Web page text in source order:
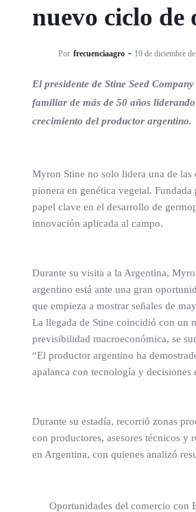
nuevo ciclo de
Por frecuenciaagro 10 de diciembre
El presidente de Stine Seed
familiar de más de 50 años
crecimiento del productor argentino.
Myron Stine no solo lidera una de las
pionera en genética vegetal.
papel clave en el desarrollo de
innovación aplicada al campo.
Durante su visita a la Argentina,
argentino está ante una gran
que empieza a mostrar señales de
La llegada de Stine coincidió con un
previsibilidad macroeconómica, se
“El productor argentino ha
apalanca con tecnología y decisiones
Durante su estadía, recorrió zonas
con productores, asesores técnicos y
en Argentina, con quienes analizó
Oportunidades del comercio con